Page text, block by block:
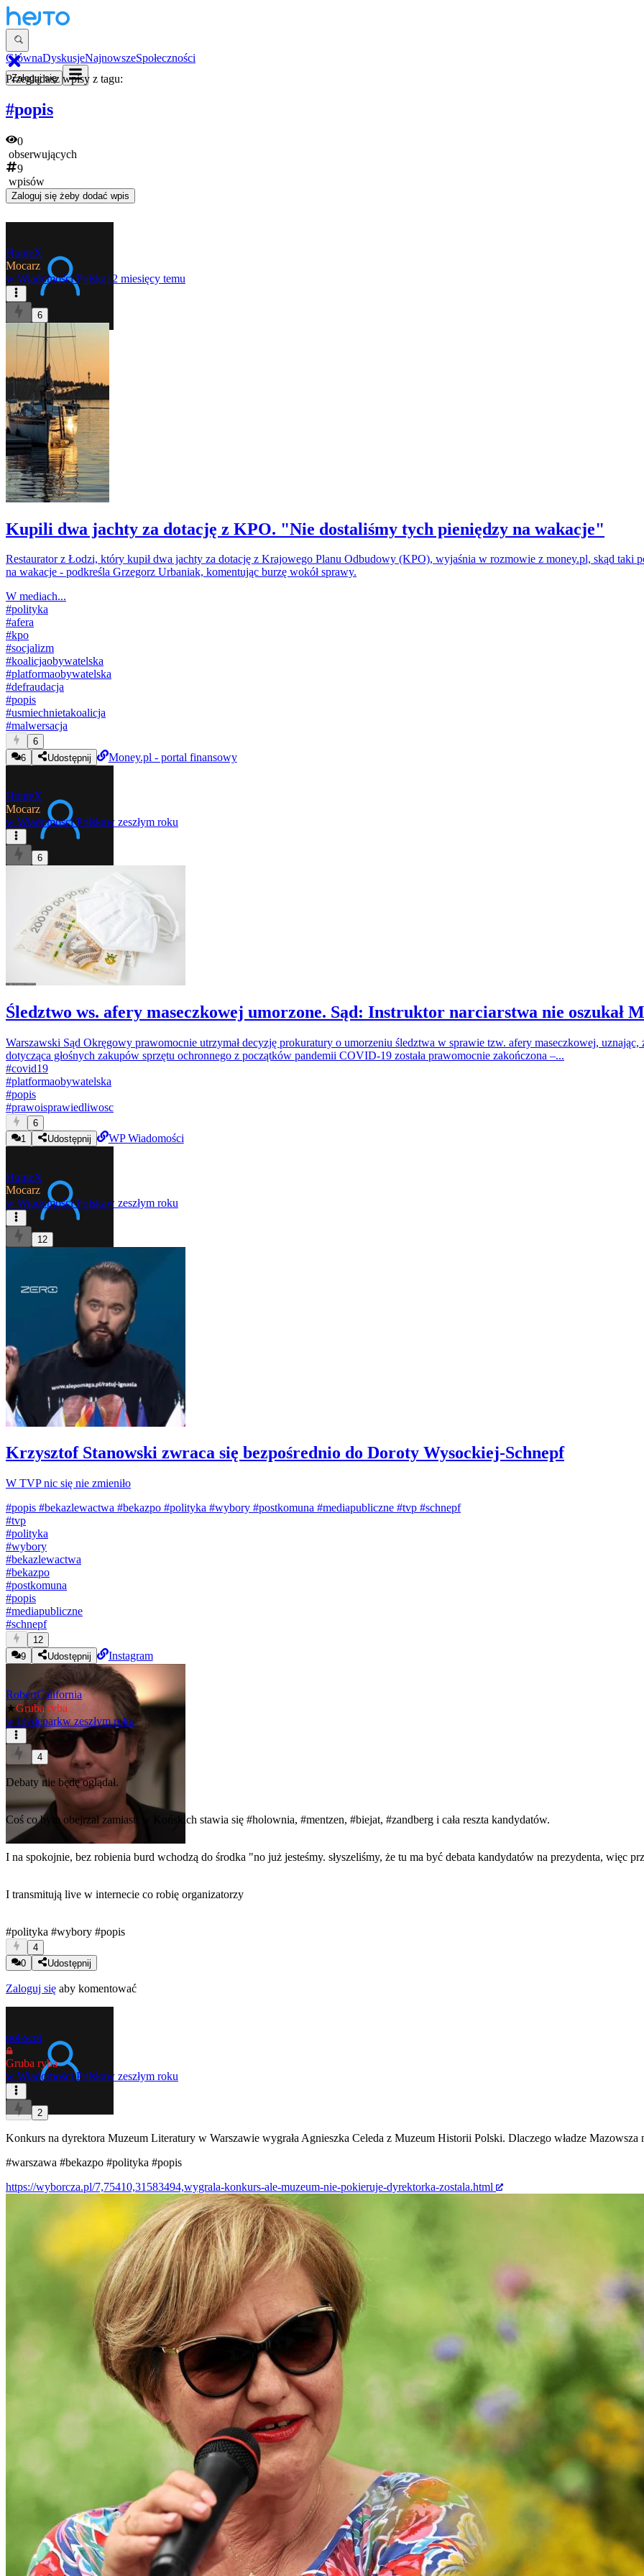
GłównaDyskusjeNajnowszeSpołeczności
Zaloguj się
Przeglądasz wpisy z tagu:
#popis
0
obserwujących
9
wpisów
Zaloguj się żeby dodać wpis
HunteX
Mocarz
w Wiadomości Polska12 miesięcy temu
6
Kupili dwa jachty za dotację z KPO. "Nie dostaliśmy tych pieniędzy na wakacje"
Restaurator z Łodzi, który kupił dwa jachty za dotację z Krajowego Planu Odbudowy (KPO), wyjaśnia w rozmowie z money.pl, skąd taki
na wakacje - podkreśla Grzegorz Urbaniak, komentując burzę wokół sprawy.
W mediach...
#polityka
#afera
#kpo
#socjalizm
#koalicjaobywatelska
#platformaobywatelska
#defraudacja
#popis
#usmiechnietakoalicja
#malwersacja
6
6
Udostępnij Money.pl - portal finansowy
HunteX
Mocarz
w Wiadomości Polskaw zeszłym roku
6
Śledztwo ws. afery maseczkowej umorzone. Sąd: Instruktor narciarstwa nie oszukał
Warszawski Sąd Okręgowy prawomocnie utrzymał decyzję prokuratury o umorzeniu śledztwa w sprawie tzw. afery maseczkowej, uznając,
dotycząca głośnych zakupów sprzętu ochronnego z początków pandemii COVID-19 została prawomocnie zakończona –...
#covid19
#platformaobywatelska
#popis
#prawoisprawiedliwosc
6
1
Udostępnij WP Wiadomości
HunteX
Mocarz
w Wiadomości Polskaw zeszłym roku
12
Krzysztof Stanowski zwraca się bezpośrednio do Doroty Wysockiej-Schnepf
W TVP nic się nie zmieniło
#popis #bekazlewactwa #bekazpo #polityka #wybory #postkomuna #mediapubliczne #tvp #schnepf
#tvp
#polityka
#wybory
#bekazlewactwa
#bekazpo
#postkomuna
#popis
#mediapubliczne
#schnepf
12
9
Udostępnij Instagram
RobertCalifornia
★Gruba ryba
w Hydeparkw zeszłym roku
4
Debaty nie będę oglądał.
Coś co bym obejrzał zamiast: w Końskich stawia się #holownia, #mentzen, #biejat, #zandberg i cała reszta kandydatów.
I na spokojnie, bez robienia burd wchodzą do środka "no już jesteśmy. słyszeliśmy, że tu ma być debata kandydatów na prezydenta, więc
I transmitują live w internecie co robię organizatorzy
#polityka #wybory #popis
4
0
Udostępnij
Zaloguj się aby komentować
pol-scot
Gruba ryba
w Wiadomości Polskaw zeszłym roku
2
Konkurs na dyrektora Muzeum Literatury w Warszawie wygrała Agnieszka Celeda z Muzeum Historii Polski. Dlaczego władze Mazowsza
#warszawa #bekazpo #polityka #popis
https://wyborcza.pl/7,75410,31583494,wygrala-konkurs-ale-muzeum-nie-pokieruje-dyrektorka-zostala.html